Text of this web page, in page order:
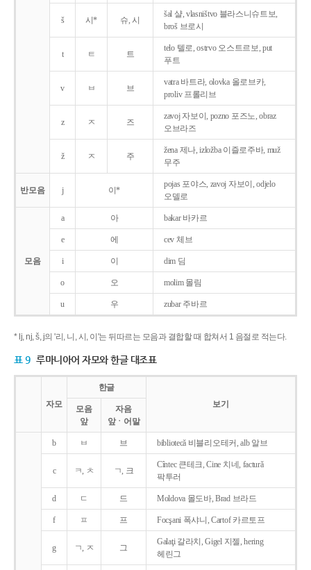
š 시* 슈, 시
šal 샬, vlasništvo 블라스니슈트보,
broš 브로시
t ㅌ 트
telo 텔로, ostrvo 오스트르보, put
푸트
v ㅂ 브
vatra 바트라, olovka 올로브카,
proliv 프롤리브
z ㅈ 즈
zavoj 자보이, pozno 포즈노, obraz
오브라즈
ž ㅈ 주
žena 제나, izložba 이즐로주바, muž
무주
반모음 j 이*
pojas 포야스, zavoj 자보이, odjelo
오델로
모음
a 아 bakar 바카르
e 에 cev 체브
i 이 dim 딤
o 오 molim 몰림
u 우 zubar 주바르
* lj, nj, š, j의 '리, 니, 시, 이'는 뒤따르는 모음과 결합할 때 합쳐서 1 음절로 적는다.
표 9 루마니아어 자모와 한글 대조표
자모
한글
보기
모음
앞
자음
앞ㆍ어말
b ㅂ 브 bibliotecǎ 비블리오테커, alb 알브
c ㅋ, ㅊ ㄱ, 크
Cîntec 큰테크, Cine 치네, facturǎ
팍투러
d ㄷ 드 Moldova 몰도바, Brad 브라드
f ㅍ 프 Focşani 폭샤니, Cartof 카르토프
g ㄱ, ㅈ 그
Galaţi 갈라치, Gigel 지젤, hering
헤린그